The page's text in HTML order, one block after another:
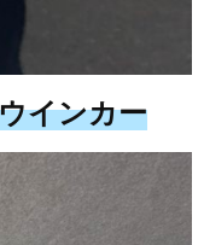
インカー